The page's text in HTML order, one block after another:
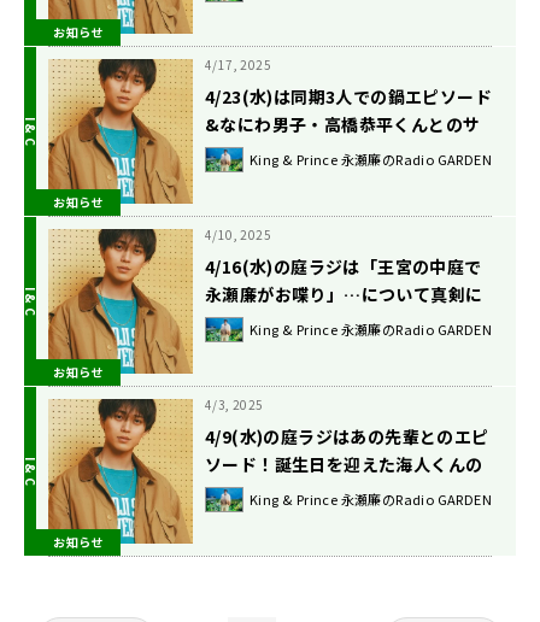
お知らせ
お知らせ
4/17, 2025
4/23(水)は同期3人での鍋エピソード
&なにわ男子・高橋恭平くんとのサ
シ飲み話！King & Prince 永瀬廉のRadio GARDEN
お知らせ
4/10, 2025
4/16(水)の庭ラジは「王宮の中庭で
永瀬廉がお喋り」…について真剣に
考える回です。
King & Prince 永瀬廉のRadio GARDEN
お知らせ
4/3, 2025
4/9(水)の庭ラジはあの先輩とのエピ
ソード！誕生日を迎えた海人くんの
お話も！King & Prince 永瀬廉のRadio GARDEN